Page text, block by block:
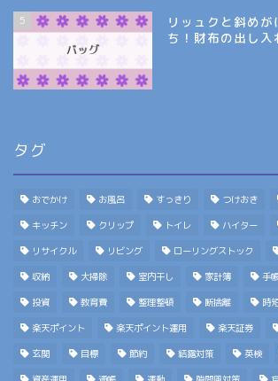
5
リッュクと斜め
ち！財布の出し入
タグ
おでかけ お風呂 すっきり つけおき
キッチン クリップ トイレ ハイター
リサイクル リビング ローリングストック
収納 大掃除 室内干し 家計簿 手
投資 教育費 整理整頓 断捨離 時
楽天ポイント 楽天ポイント運用 楽天証券
玄関 目標 節約 結露対策 英検